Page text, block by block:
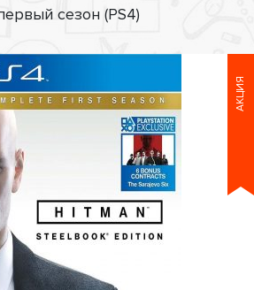
сезон (PS4)
АКЦИЯ